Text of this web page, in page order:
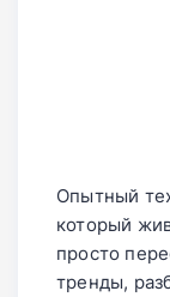
Опытный
который
просто
тренды,